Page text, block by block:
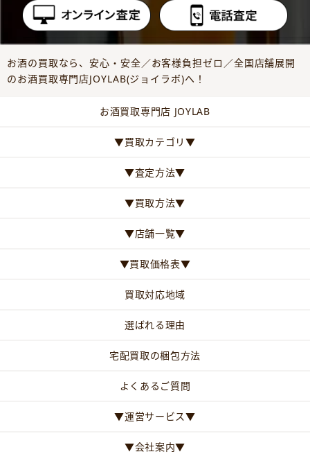
お酒の買取なら、安心・安全／お客様負担ゼロ／全国店舗展開
のお酒買取専門店JOYLAB(ジョイラボ)へ！
お酒買取専門店 JOYLAB
▼買取カテゴリ▼
▼査定方法▼
▼買取方法▼
▼店舗一覧▼
▼買取価格表▼
買取対応地域
選ばれる理由
宅配買取の梱包方法
よくあるご質問
▼運営サービス▼
▼会社案内▼